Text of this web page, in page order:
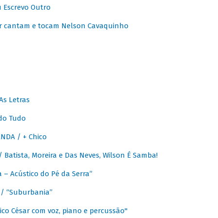
Escrevo Outro
cantam e tocam Nelson Cavaquinho
Letras
Tudo
/ + Chico
/ Batista, Moreira e Das Neves, Wilson É Samba!
– Acústico do Pé da Serra”
/ “Suburbania”
César com voz, piano e percussão"